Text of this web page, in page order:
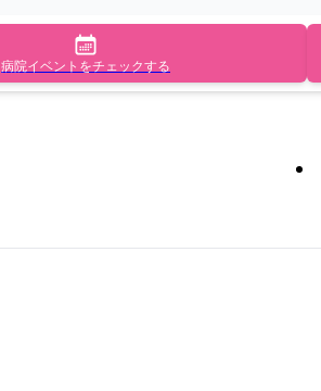
病院イベントをチェックする